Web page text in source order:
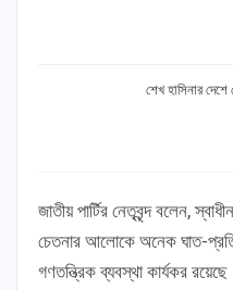
শেখ হাসিনার
জাতীয় পার্টির নেতৃবৃন্দ বলেন,
চেতনার আলোকে অনেক ঘাত-
গণতন্ত্রিক ব্যবস্থা কার্যকর